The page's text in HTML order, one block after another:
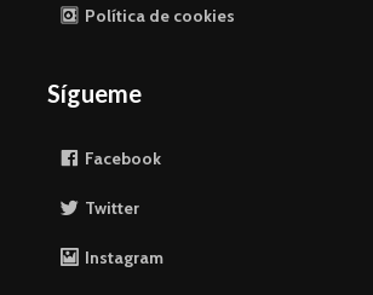
Política de cookies
Sígueme
Facebook
Twitter
Instagram